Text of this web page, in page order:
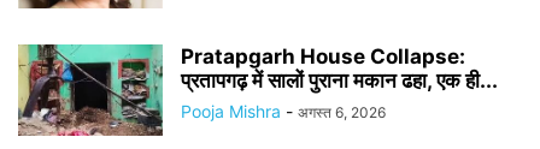
Pratapgarh House Collapse:
प्रतापगढ़ में सालों पुराना मकान ढहा, एक ही...
Pooja Mishra - अगस्त 6, 2026